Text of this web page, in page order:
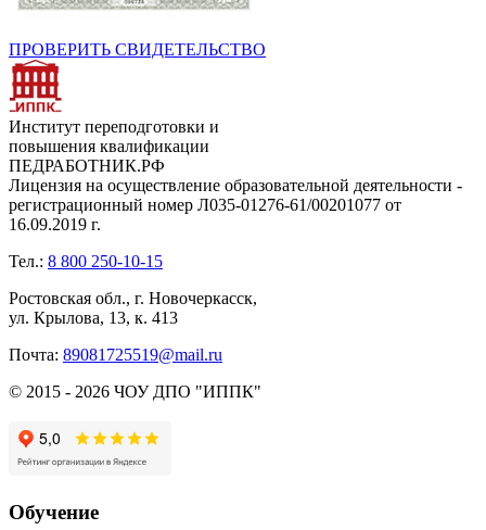
ПРОВЕРИТЬ СВИДЕТЕЛЬСТВО
Институт переподготовки и
повышения квалификации
ПЕДРАБОТНИК.РФ
Лицензия на осуществление образовательной деятельности -
регистрационный номер Л035-01276-61/00201077 от
16.09.2019 г.
Тел.: 8 800 250-10-15
Ростовская обл., г. Новочеркасск,
ул. Крылова, 13, к. 413
Почта: 89081725519@mail.ru
© 2015 - 2026 ЧОУ ДПО "ИППК"
Обучение